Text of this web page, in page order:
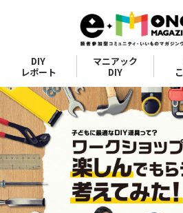
DIY
レポート
マニアック
DIY